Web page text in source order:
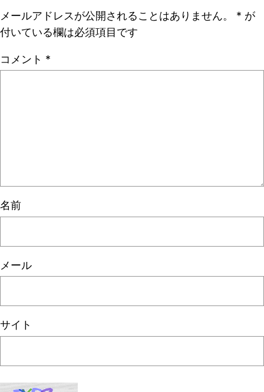
メールアドレスが公開されることはありません。 * が
付いている欄は必須項目です
コメント *
名前
メール
サイト